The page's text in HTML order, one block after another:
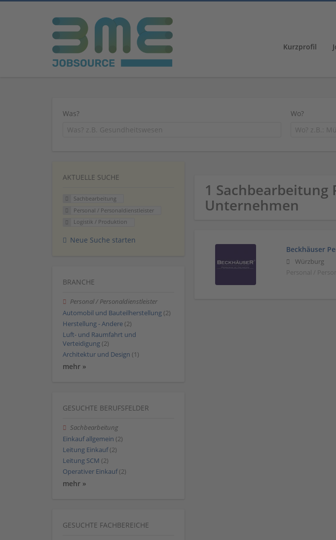
Kurzprofil
Was? Wo?
1
Unternehmen
Beckhäuser
Würzburg
Personal /
AKTUELLE SUCHE
Sachbearbeitung
Personal / Personaldienstleister
Logistik / Produktion
Neue Suche starten
BRANCHE
Personal / Personaldienstleister
Automobil und Bauteilherstellung (2)
Herstellung - Andere (2)
Luft- und Raumfahrt und
Verteidigung (2)
Architektur und Design (1)
mehr »
GESUCHTE BERUFSFELDER
Sachbearbeitung
Einkauf allgemein (2)
Leitung Einkauf (2)
Leitung SCM (2)
Operativer Einkauf (2)
mehr »
GESUCHTE FACHBEREICHE